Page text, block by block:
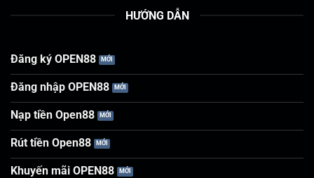
HƯỚNG DẪN
Đăng ký OPEN88
Đăng nhập OPEN88
Nạp tiền Open88
Rút tiền Open88
Khuyến mãi OPEN88